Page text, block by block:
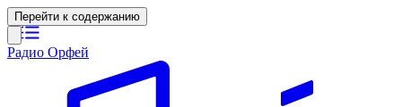
Перейти к содержанию
Радио Орфей